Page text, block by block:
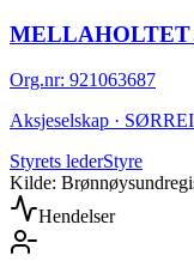
MELLAHOLTET
Org.nr: 921063687
Aksjeselskap ·
Styrets lederStyre
Kilde:
Hendelser